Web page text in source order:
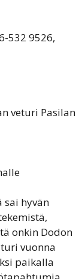
532 9526,
veturi Pasilan
hyvän
onkin Dodon
vuonna
paikalla